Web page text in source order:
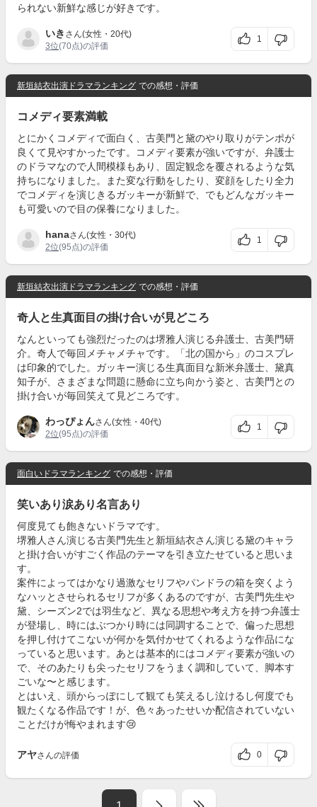
られない新鮮な感じが好きです。
いき さん(女性・20代)
3位(70点)の評価
1
新垣結衣出演ドラマランキング での感想・評価
コメディ要素満載
とにかくコメディで面白く、古美門と黛のやり取りがテンポが
良くて見やすかったです。コメディ要素が強いですが、弁護士
のドラマなので人間模様もあり、固定観念を覆されるような気
持ちになりました。また変な行動をしたり、変顔をしたり全力
でコメディを演じきるガッキーが新鮮で、でもどんなガッキー
も可愛いので目の保養になりました。
hanaさん(女性・30代)
2位(95点)の評価
1
新垣結衣出演ドラマランキング での感想・評価
奇人と生真面目の掛け合いが見どころ
なんといっても強烈だったのは堺雅人演じる弁護士、古美門研
介。奇人で毎回メチャメチャです。「北の国から」のコスプレ
は印象的でした。ガッキー演じる生真面目な新米弁護士、黛真
知子が、さまざまな問題に懸命に立ち向かう姿と、古美門との
掛け合いが毎回笑えて見どころです。
わっぴょんさん(女性・40代)
2位(95点)の評価
1
面白いドラマランキング での感想・評価
笑いあり涙あり名言あり
何度見ても飽きないドラマです。
堺雅人さん演じる古美門先生と新垣結衣さん演じる黛のキャラ
と掛け合いがすごく作品のテーマを引き立たせていると思いま
す。
案件によってはかなり過激なセリフやパンドラの箱を突くよう
なハッとさせられるセリフが多くあるのですが、古美門先生や
黛、シーズン2では羽生など、異なる思想や考え方を持つ弁護士
が登場し、時にはぶつかり時には同調することで、偏った思想
を押し付けてこないが何かを気付かせてくれるような作品にな
っていると思います。あとは基本的にはコメディ要素が強いの
で、そのあたりも尖ったセリフをうまく調和していて、脚本す
ごいな〜と感じます。
とはいえ、頭からっぽにして観ても笑えるし泣けるし何度でも
観たくなる作品です！が、色々あったせいか配信されていない
ことだけが悔やまれます😢
アヤさんの評価 0